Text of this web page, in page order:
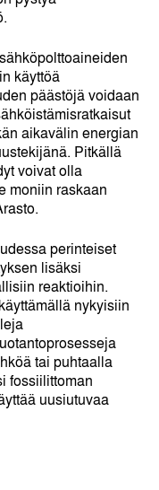
käyttöä
päästöjä voidaan
aikavälin energian
Pitkällä
voivat olla
moniin raskaan
perinteiset
lisäksi
reaktioihin.
nykyisiin
tai puhtaalla
fossiilittoman
uusiutuvaa